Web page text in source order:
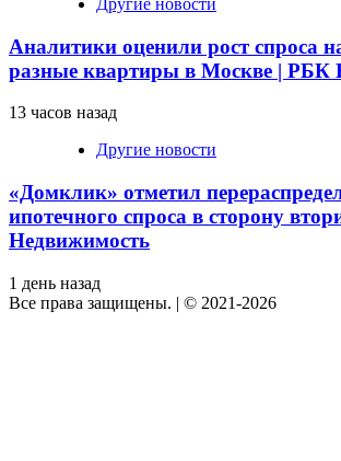
Аналитики оценили рост спроса
разные квартиры в Москве | РБК
13 часов назад
Другие новости
«Домклик» отметил
ипотечного спроса в сторону
Недвижимость
1 день назад
Все права защищены. | © 2021-2026